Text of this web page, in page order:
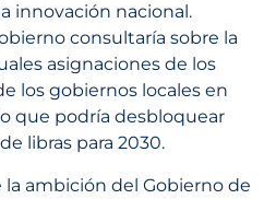
innovación nacional.
consultaría sobre la
asignaciones de los
los gobiernos locales en
que podría desbloquear
libras para 2030.
ambición del Gobierno de